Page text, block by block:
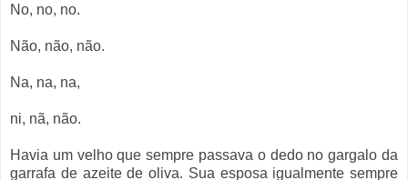
No, no, no.
Não, não, não.
Na, na, na,
ni, nã, não.
Havia um velho que sempre passava o dedo no gargalo da
garrafa de azeite de oliva. Sua esposa igualmente sempre